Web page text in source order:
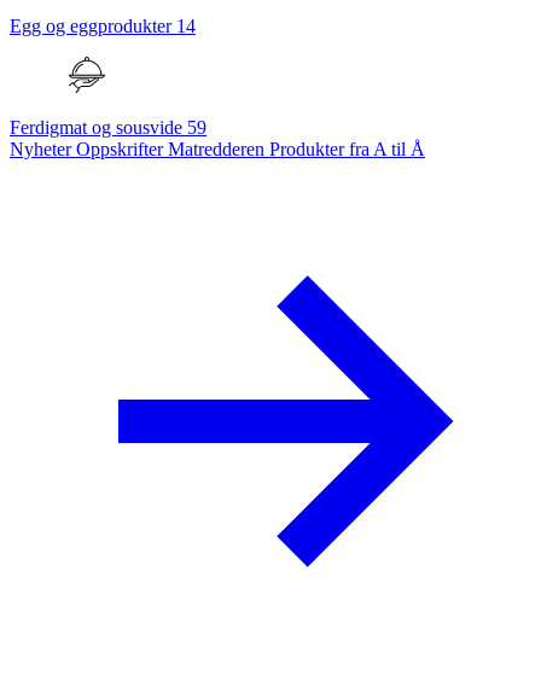
Egg og eggprodukter 14
Ferdigmat og sousvide 59
NyheterOppskrifterMatredderen Produkter fra A til Å